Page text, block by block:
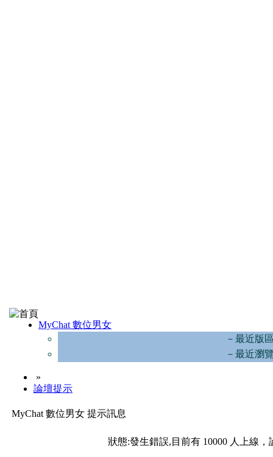
MyChat 數位男女
－最近版
－最近瀏
»
論壇提示
MyChat 數位男女 提示訊息
狀態:發生錯誤,目前有 10000 人上線